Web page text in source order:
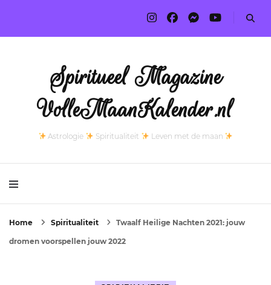
Spiritueel Magazine
VolleMaanKalender.nl
Astrologie Spiritualiteit Leven met de maan
Home Spiritualiteit Twaalf Heilige Nachten 2021: jouw
dromen voorspellen jouw 2022